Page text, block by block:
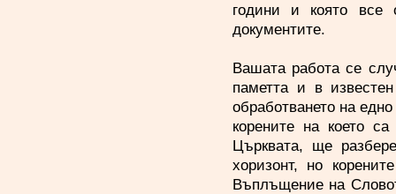
години и която все
документите.
Вашата работа се
паметта и в
обработването на
корените на което
Църквата, ще
хоризонт, но
Въплъщение на